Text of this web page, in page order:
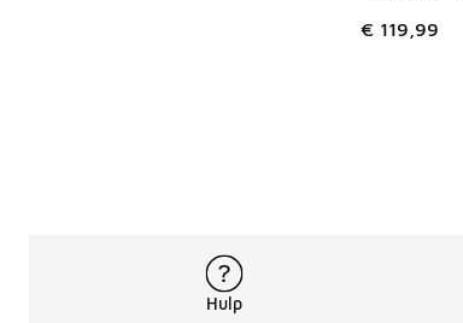
€ 119,99
Hulp